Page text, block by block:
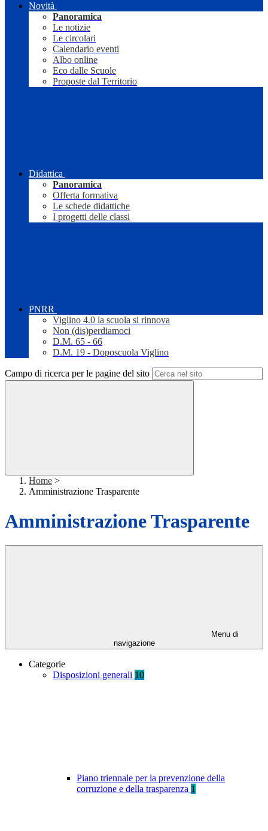
Novità
Panoramica
Le notizie
Le circolari
Calendario eventi
Albo online
Eco dalle Scuole
Proposte dal Territorio
Didattica
Panoramica
Offerta formativa
Le schede didattiche
I progetti delle classi
PNRR
Viglino 4.0 la scuola si rinnova
Non (dis)perdiamoci
D.M. 65 - 66
D.M. 19 - Doposcuola Viglino
Campo di ricerca per le pagine del sito
Home >
Amministrazione Trasparente
Amministrazione Trasparente
Menu di
navigazione
Categorie
Disposizioni generali 10
Piano triennale per la prevenzione della
corruzione e della trasparenza 1